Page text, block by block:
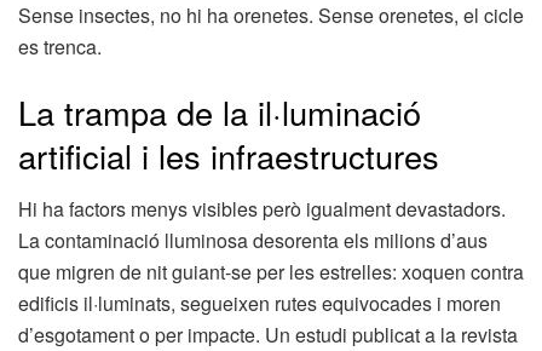
Sense insectes, no hi ha orenetes. Sense orenetes, el cicle
es trenca.
La trampa de la il·luminació
artificial i les infraestructures
Hi ha factors menys visibles però igualment devastadors.
La contaminació lluminosa desorenta els milions d’aus
que migren de nit guiant-se per les estrelles: xoquen contra
edificis il·luminats, segueixen rutes equivocades i moren
d’esgotament o per impacte. Un estudi publicat a la revista